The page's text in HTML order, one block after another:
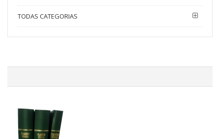
TODAS CATEGORIAS